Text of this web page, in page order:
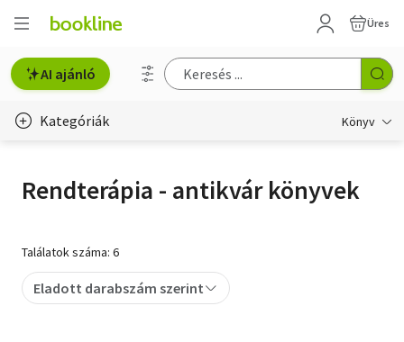
Üres
AI ajánló
Kategóriák Könyv
Erotika
Hobbi, szabadidő
Rendterápia - antikvár könyvek
Találatok száma: 6
Eladott darabszám szerint